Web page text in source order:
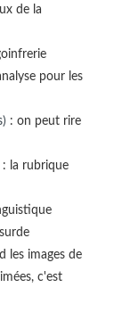
de la
pour les
: on peut rire
la rubrique
les images de
c'est